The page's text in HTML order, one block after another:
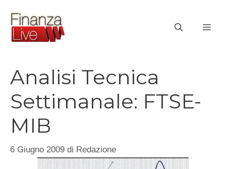
contenuto
Analisi Tecnica
Settimanale: FTSE-
MIB
6 Giugno 2009 di Redazione